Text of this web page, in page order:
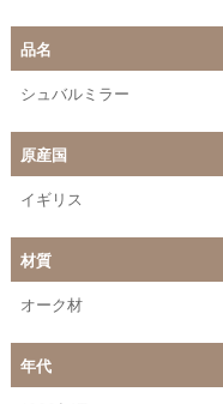
品名
シュバルミラー
原産国
イギリス
材質
オーク材
年代